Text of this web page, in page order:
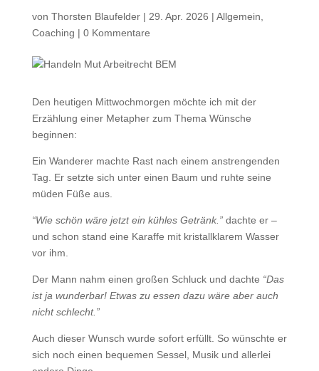
von Thorsten Blaufelder| 29. Apr. 2026 | Allgemein
Coaching | 0 Kommentare
Den heutigen Mittwochmorgen möchte ich mit der
Erzählung einer Metapher zum Thema Wünsche
beginnen:
Ein Wanderer machte Rast nach einem anstrengenden
Tag. Er setzte sich unter einen Baum und ruhte seine
müden Füße aus.
“Wie schön wäre jetzt ein kühles Getränk.”dachte er –
und schon stand eine Karaffe mit kristallklarem Wasser
vor ihm.
Der Mann nahm einen großen Schluck und dachte “Das
ist ja wunderbar! Etwas zu essen dazu wäre aber auch
nicht schlecht.”
Auch dieser Wunsch wurde sofort erfüllt. So wünschte er
sich noch einen bequemen Sessel, Musik und allerlei